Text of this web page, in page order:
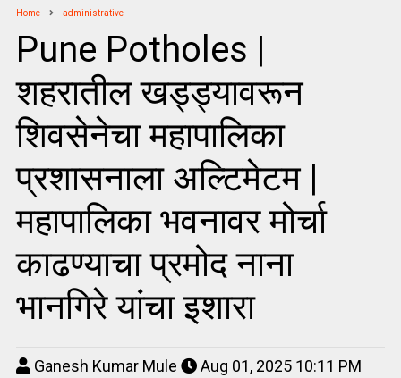
Home administrative
Pune Potholes |
शहरातील खड्ड्यावरून
शिवसेनेचा महापालिका
प्रशासनाला अल्टिमेटम |
महापालिका भवनावर मोर्चा
काढण्याचा प्रमोद नाना
भानगिरे यांचा इशारा
Ganesh Kumar Mule
Aug 01, 2025 10:11 PM